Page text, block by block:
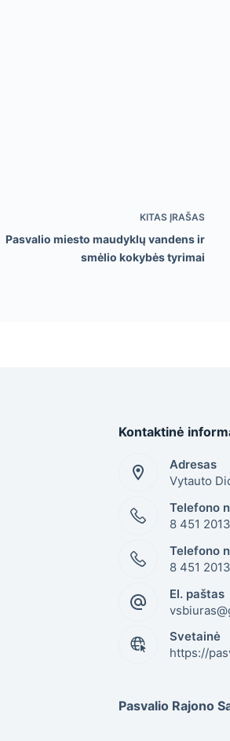
KITAS ĮRAŠAS
Pasvalio miesto maudyklų vandens ir
smėlio kokybės tyrimai
Kontaktinė
Adresas
Vytauto
Telefono
8 451
Telefono
8 451
El. paštas
Svetainė
https://
Pasvalio Rajono